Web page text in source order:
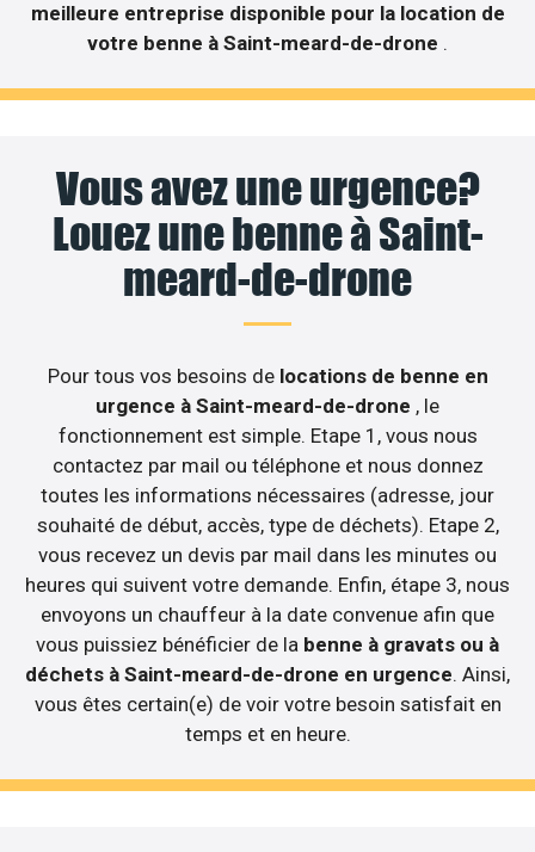
meilleure entreprise disponible pour la location de
votre benne à Saint-meard-de-drone .
Vous avez une urgence?
Louez une benne à Saint-
meard-de-drone
Pour tous vos besoins de locations de benne en
urgence à Saint-meard-de-drone , le
fonctionnement est simple. Etape 1, vous nous
contactez par mail ou téléphone et nous donnez
toutes les informations nécessaires (adresse, jour
souhaité de début, accès, type de déchets). Etape 2,
vous recevez un devis par mail dans les minutes ou
heures qui suivent votre demande. Enfin, étape 3, nous
envoyons un chauffeur à la date convenue afin que
vous puissiez bénéficier de la benne à gravats ou à
déchets à Saint-meard-de-drone en urgence. Ainsi,
vous êtes certain(e) de voir votre besoin satisfait en
temps et en heure.